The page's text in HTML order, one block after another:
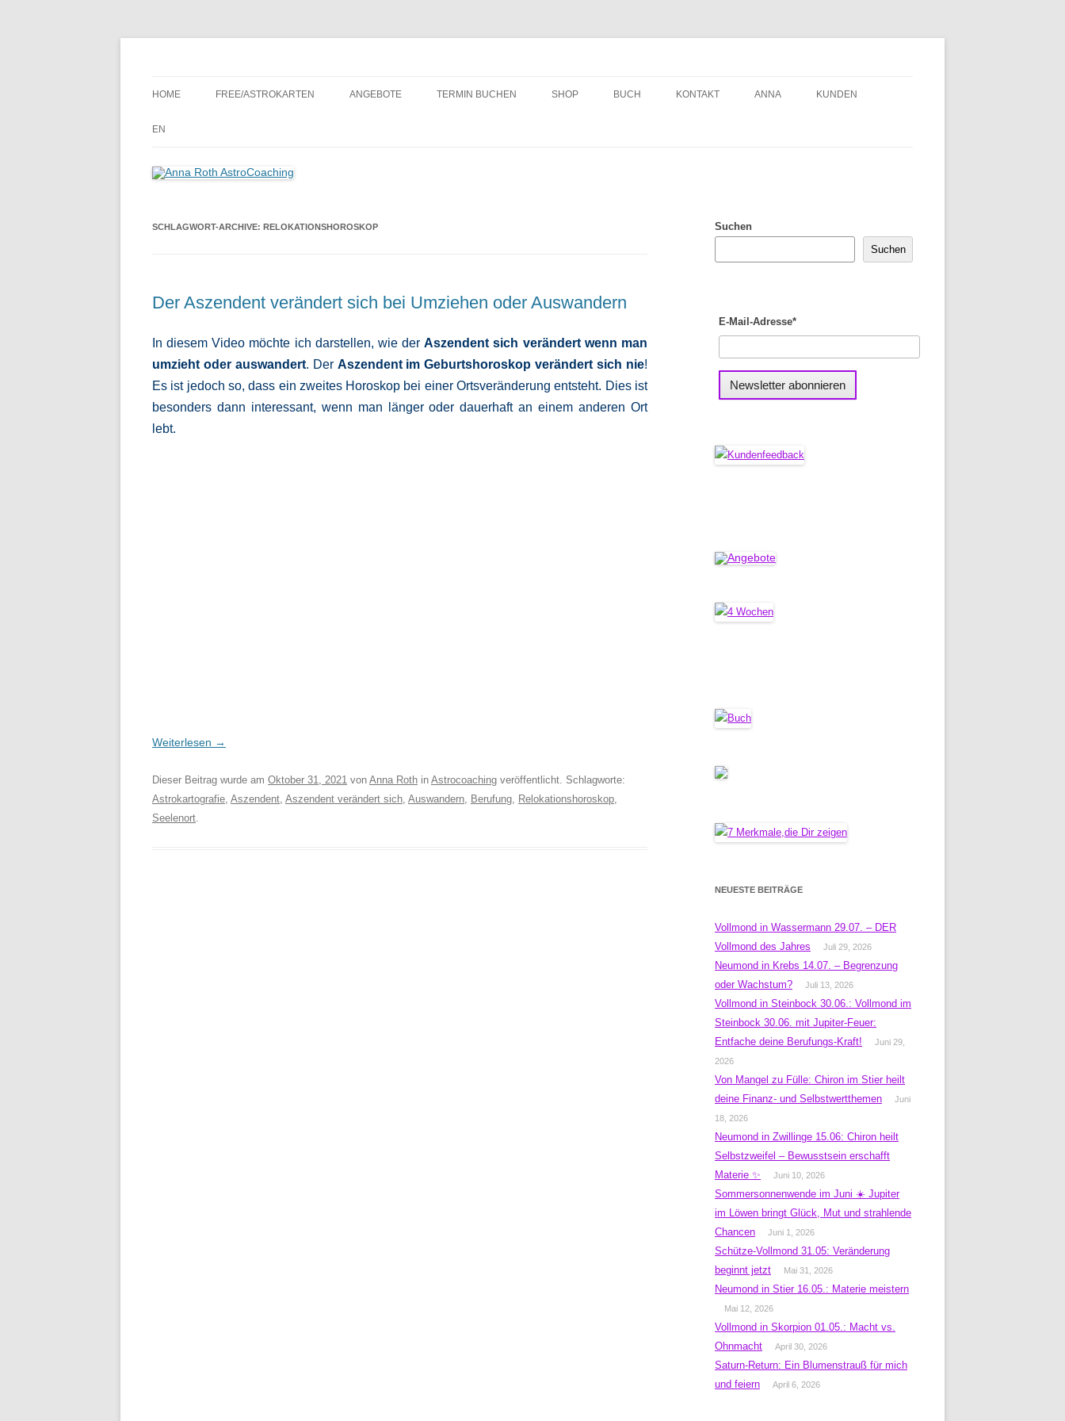
Inhalt
HOME FREE/ASTROKARTEN ANGEBOTE TERMIN BUCHEN SHOP BUCH KONTAKT ANNA KUNDEN
EN
SCHLAGWORT-ARCHIVE: RELOKATIONSHOROSKOP
Der Aszendent verändert sich bei Umziehen oder Auswandern
In diesem Video möchte ich darstellen, wie derAszendent sich verändert wenn man
umzieht oder auswandert. Der Aszendent im Geburtshoroskop verändert sich nie!
Es ist jedoch so, dass ein zweites Horoskop bei einer Ortsveränderung entsteht. Dies ist
besonders dann interessant, wenn man länger oder dauerhaft an einem anderen Ort
lebt.
Weiterlesen →
Dieser Beitrag wurde am Oktober 31, 2021 von Anna Roth in Astrocoaching veröffentlicht. Schlagworte:
Astrokartografie, Aszendent, Aszendent verändert sich, Auswandern, Berufung, Relokationshoroskop,
Seelenort.
Suchen
Suchen
E-Mail-Adresse*
NEUESTE BEITRÄGE
Vollmond in Wassermann 29.07. – DER
Vollmond des Jahres
Juli 29, 2026
Neumond in Krebs 14.07. – Begrenzung
oder Wachstum?
Juli 13, 2026
Vollmond in Steinbock 30.06.: Vollmond im
Steinbock 30.06. mit Jupiter-Feuer:
Entfache deine Berufungs-Kraft!
Juni 29,
2026
Von Mangel zu Fülle: Chiron im Stier heilt
deine Finanz- und Selbstwertthemen
Juni
18, 2026
Neumond in Zwillinge 15.06: Chiron heilt
Selbstzweifel – Bewusstsein erschafft
Materie ✨
Juni 10, 2026
Sommersonnenwende im Juni ☀️ Jupiter
im Löwen bringt Glück, Mut und strahlende
Chancen
Juni 1, 2026
Schütze-Vollmond 31.05: Veränderung
beginnt jetzt
Mai 31, 2026
Neumond in Stier 16.05.: Materie meistern
Mai 12, 2026
Vollmond in Skorpion 01.05.: Macht vs.
Ohnmacht
April 30, 2026
Saturn-Return: Ein Blumenstrauß für mich
und feiern
April 6, 2026